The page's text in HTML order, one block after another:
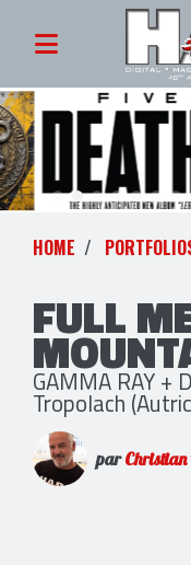
HOME
FULL
GAMMA RAY +
Tropolach
par